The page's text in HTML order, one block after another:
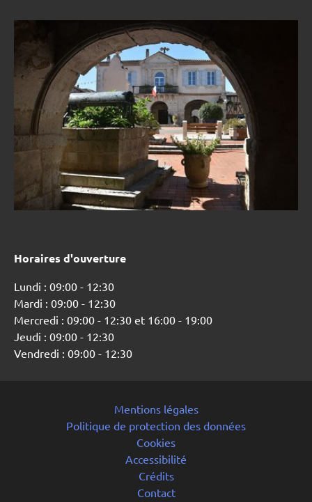
Horaires d'ouverture
Lundi : 09:00 - 12:30
Mardi : 09:00 - 12:30
Mercredi : 09:00 - 12:30 et 16:00 - 19:00
Jeudi : 09:00 - 12:30
Vendredi : 09:00 - 12:30
Mentions légales
Politique de protection des données
Cookies
Accessibilité
Crédits
Contact